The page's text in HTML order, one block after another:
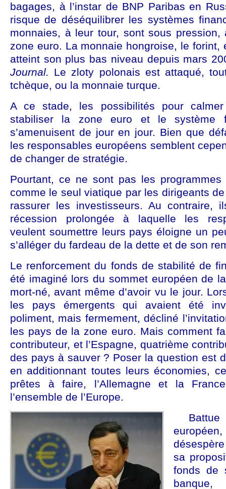
bagages, à l’instar de BNP Paribas en
risque de déséquilibrer les systèmes
monnaies, à leur tour, sont sous
zone euro. La monnaie hongroise, le forint,
atteint son plus bas niveau depuis mars
Journal. Le zloty polonais est attaqué,
tchèque, ou la monnaie turque.
A ce stade, les possibilités pour calmer
stabiliser la zone euro et le système
s’amenuisent de jour en jour. Bien que
les responsables européens semblent
de changer de stratégie.
Pourtant, ce ne sont pas les programmes
comme le seul viatique par les dirigeants
rassurer les investisseurs. Au contraire,
récession prolongée à laquelle les
veulent soumettre leurs pays éloigne un
s’alléger du fardeau de la dette et de son
Le renforcement du fonds de stabilité de
été imaginé lors du sommet européen de
mort-né, avant même d’avoir vu le jour.
les pays émergents qui avaient été
poliment, mais fermement, décliné
les pays de la zone euro. Mais comment
contributeur, et l’Espagne, quatrième
des pays à sauver ? Poser la question est
en additionnant toutes leurs économies,
prêtes à faire, l’Allemagne et la
l’ensemble de l’Europe.
sa
fonds de